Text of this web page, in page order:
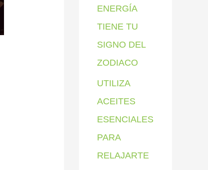
ENERGÍA
TIENE TU
SIGNO DEL
ZODIACO
UTILIZA
ACEITES
ESENCIALES
PARA
RELAJARTE